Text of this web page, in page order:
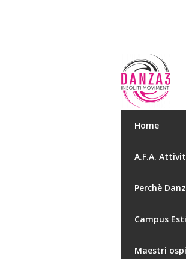
Home
A.F.A.
Perchè
Campus
Maestri